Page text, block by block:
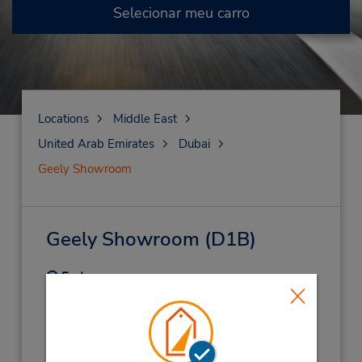
Selecionar meu carro
Locations
Middle East
United Arab Emirates
Dubai
Geely Showroom
Geely Showroom (D1B)
Endereço:
Al Kabaisi Dubai, Dubai, 8827,
United Arab Emirates